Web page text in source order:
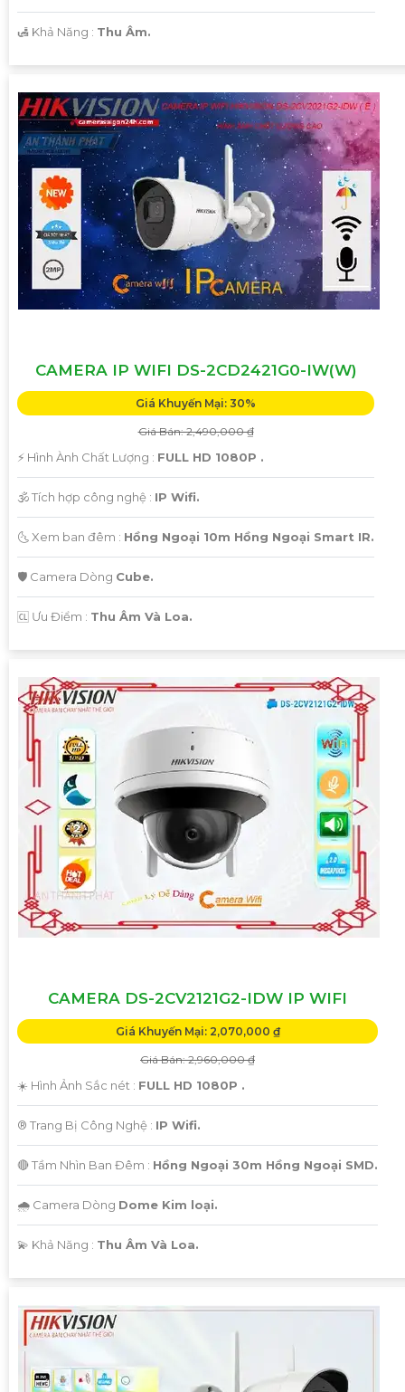
️🛃 Khả Năng : Thu Âm.
CAMERA IP WIFI DS-2CD2421G0-IW(W)
Giá Khuyến Mại: 30%
Giá Bán: 2,490,000 ₫
️⚡ Hình Ành Chất Lượng : FULL HD 1080P .
🕉️ Tích hợp công nghệ : IP Wifi.
🌜 Xem ban đêm : Hồng Ngoại 10m Hồng Ngoại Smart IR.
🛡 Camera Dòng Cube.
️🆑 Ưu Điểm : Thu Âm Và Loa.
CAMERA DS-2CV2121G2-IDW IP WIFI
Giá Khuyến Mại: 2,070,000 ₫
Giá Bán: 2,960,000 ₫
☀️ Hình Ảnh Sắc nét : FULL HD 1080P .
®️ Trang Bị Công Nghệ : IP Wifi.
🔴 Tầm Nhìn Ban Đêm : Hồng Ngoại 30m Hồng Ngoại SMD.
🌧️ Camera Dòng Dome Kim loại.
️💫 Khả Năng : Thu Âm Và Loa.